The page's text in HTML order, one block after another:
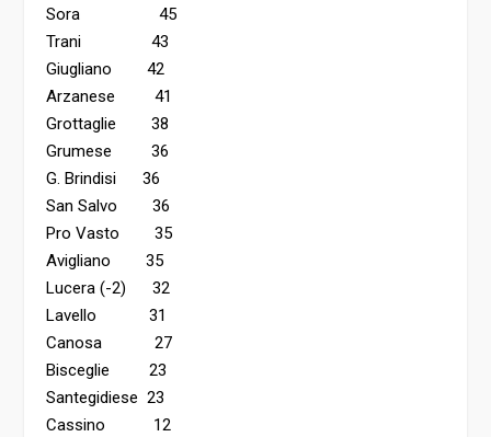
Sora 45
Trani 43
Giugliano 42
Arzanese 41
Grottaglie 38
Grumese 36
G. Brindisi 36
San Salvo 36
Pro Vasto 35
Avigliano 35
Lucera (-2) 32
Lavello 31
Canosa 27
Bisceglie 23
Santegidiese 23
Cassino 12